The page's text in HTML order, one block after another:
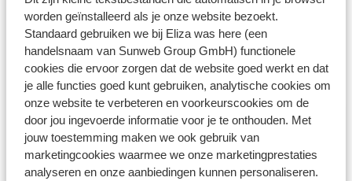
worden geïnstalleerd als je onze website bezoekt.
Standaard gebruiken we bij Eliza was here (een
handelsnaam van Sunweb Group GmbH) functionele
cookies die ervoor zorgen dat de website goed werkt en dat
je alle functies goed kunt gebruiken, analytische cookies om
onze website te verbeteren en voorkeurscookies om de
door jou ingevoerde informatie voor je te onthouden. Met
jouw toestemming maken we ook gebruik van
marketingcookies waarmee we onze marketingprestaties
analyseren en onze aanbiedingen kunnen personaliseren.
Heb jij jouw antwoord niet gevonden?
Whatsapp ons!